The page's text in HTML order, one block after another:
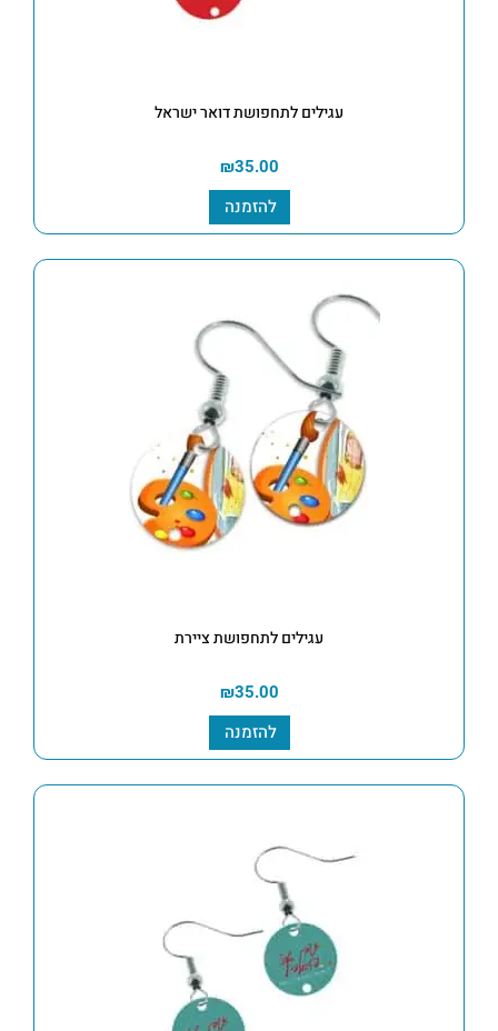
עגילים לתחפושת דואר ישראל
₪35.00
להזמנה
עגילים לתחפושת ציירת
₪35.00
להזמנה